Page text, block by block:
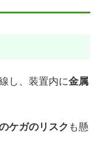
し、装置内に金属
ケガのリスク も懸